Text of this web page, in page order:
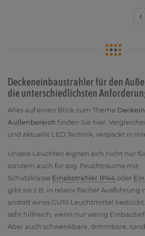
Deckeneinbaustrahler für den
die unterschiedlichsten
Alles auf einen Blick zum Thema
Außenbereich finden Sie hier.
und aktuelle LED Technik, verpackt in
Unsere Leuchten eignen sich nicht nur
sondern auch für sog. Feuchträume mit
Schutzklasse Einabstrahler IP44oder
gibt sie z.B. in relativ flacher Ausführung
anstatt eines GU10 Leuchtmittel
sehr hilfreich, wenn nur wenig
Aber auch schwenkbare, dimmbare,